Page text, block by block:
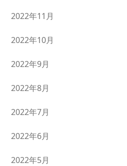
2022年11月
2022年10月
2022年9月
2022年8月
2022年7月
2022年6月
2022年5月